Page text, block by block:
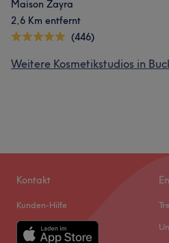
Maison Zayra
2,6 Km entfernt
(446)
Weitere Kosmetikstudios in
Kontakt
Kunden-Hilfe